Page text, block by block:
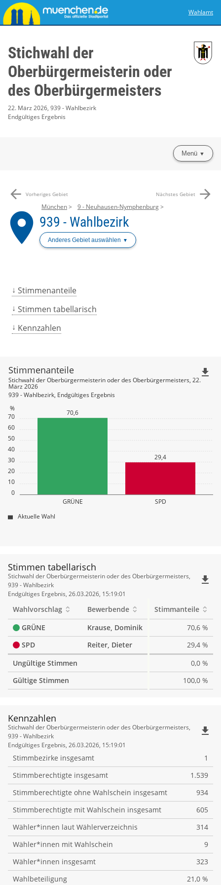
Wahlamt
Stichwahl der
Oberbürgermeisterin oder
des Oberbürgermeisters
22. März 2026, 939 - Wahlbezirk
Endgültiges Ergebnis
Menü
arrow_back Vorheriges Gebiet Nächstes Gebiet arrow_forward
place
München 9 - Neuhausen-Nymphenburg
939 - Wahlbezirk
Anderes Gebiet auswählen
Stimmenanteile
Stimmen tabellarisch
Kennzahlen
0
10
20
30
40
50
60
70
%
GRÜNE SPD
70,6
29,4
Stimmenanteile
Stichwahl der Oberbürgermeisterin oder des Oberbürgermeisters, 22.
März 2026
939 - Wahlbezirk, Endgültiges Ergebnis
Aktuelle Wahl
file_download
Stimmen tabellarisch
Stimmen
tabellarisch
Stichwahl der Oberbürgermeisterin oder des Oberbürgermeisters,
939 - Wahlbezirk
Endgültiges Ergebnis, 26.03.2026, 15:19:01
file_download
Wahlvorschlag Bewerbende
Stimmanteile
GRÜNE
Krause, Dominik
70,6 %
SPD
Reiter, Dieter
29,4 %
Ungültige Stimmen
0,0 %
Gültige Stimmen
100,0 %
Kennzahlen
Kennzahlen
Stichwahl der Oberbürgermeisterin oder des Oberbürgermeisters,
939 - Wahlbezirk
Endgültiges Ergebnis, 26.03.2026, 15:19:01
file_download
Stimmbezirke insgesamt
1
Stimmberechtigte insgesamt
1.539
Stimmberechtigte ohne Wahlschein insgesamt
934
Stimmberechtigte mit Wahlschein insgesamt
605
Wähler*innen laut Wählerverzeichnis
314
Wähler*innen mit Wahlschein
9
Wähler*innen insgesamt
323
Wahlbeteiligung
21,0 %